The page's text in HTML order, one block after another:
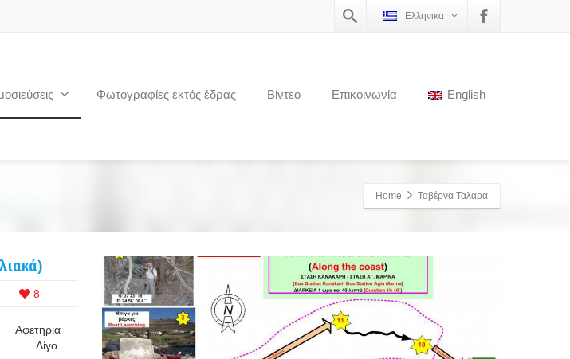
Ελληνικα
Φωτογραφίες εκτός έδρας Βίντεο Επικοινωνία English
Home Ταβέρνα Ταλαρα
8
Αφετηρία
Λίγο